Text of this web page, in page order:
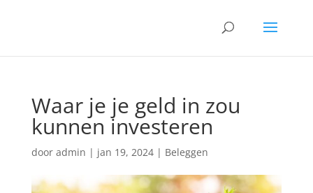
Waar je je geld in zou
kunnen investeren
door admin | jan 19, 2024| Beleggen